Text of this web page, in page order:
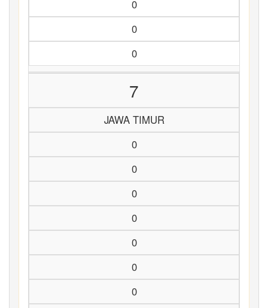
0
0
0
7
JAWA TIMUR
0
0
0
0
0
0
0